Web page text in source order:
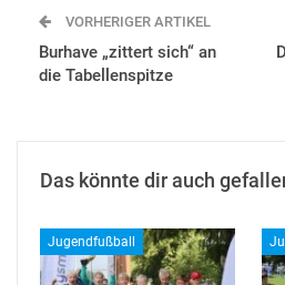
VORHERIGER ARTIKEL
Burhave „zittert sich“ an
die Tabellenspitze
Das könnte dir auch
Jugendfußball